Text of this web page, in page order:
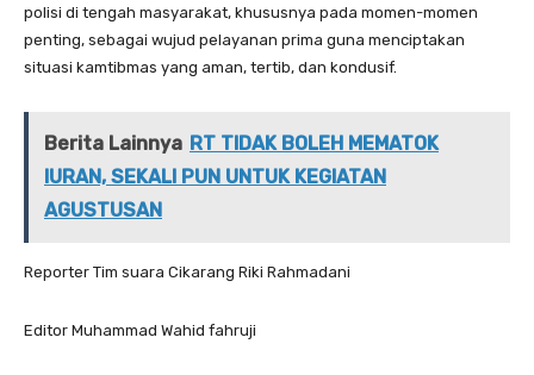
polisi di tengah masyarakat, khususnya pada momen-momen
penting, sebagai wujud pelayanan prima guna menciptakan
situasi kamtibmas yang aman, tertib, dan kondusif.
Berita Lainnya RT TIDAK BOLEH MEMATOK
IURAN, SEKALI PUN UNTUK KEGIATAN
AGUSTUSAN
Reporter Tim suara Cikarang Riki Rahmadani
Editor Muhammad Wahid fahruji